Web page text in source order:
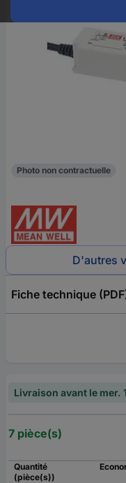
Photo non contractuelle
D'autres
Fiche technique
Livraison avant le mer.
7 pièce(s)
Quantité
(pièce(s))